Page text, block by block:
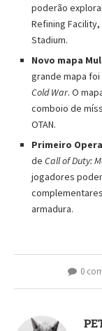
poderão
Refining
Stadium.
Novo mapa
grande mapa
Cold War. O
comboio de
OTAN.
Primeiro
de Call of Duty:
jogadores
armadura.
0